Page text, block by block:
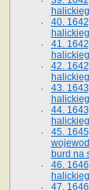
40.
41.
42.
43.
44.
45.
burd na
46.
47.